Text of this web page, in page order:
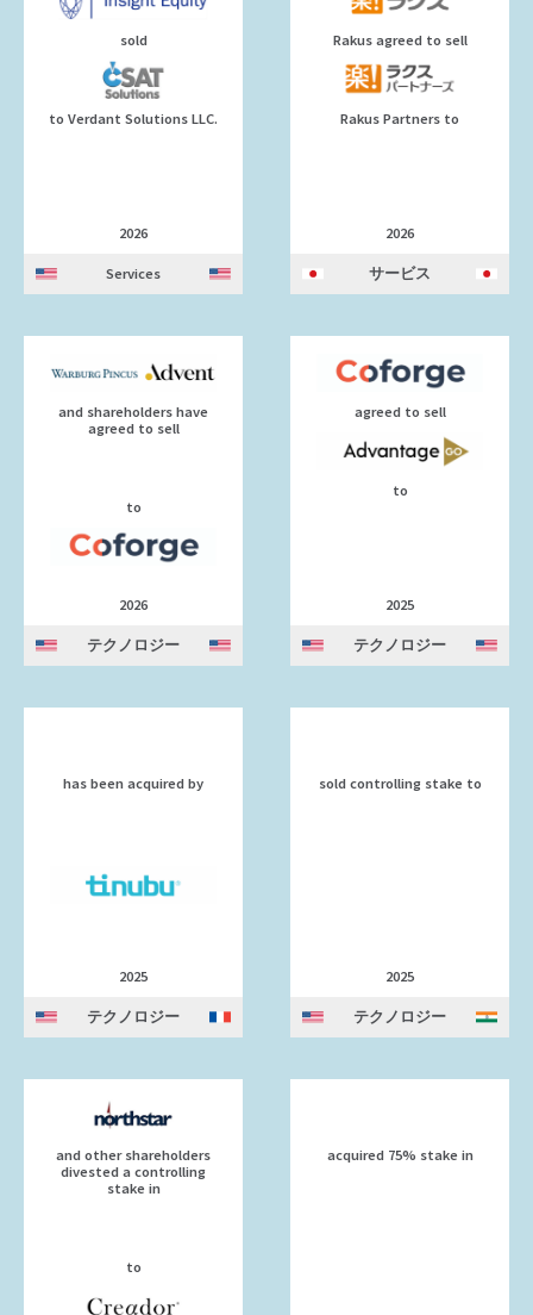
sold
to Verdant Solutions LLC.
2026
Services
Rakus agreed to sell
Rakus Partners to
2026
サービス
and shareholders have
agreed to sell
to
2026
テクノロジー
agreed to sell
to
2025
テクノロジー
has been acquired by
2025
テクノロジー
sold controlling stake to
2025
テクノロジー
and other shareholders
divested a controlling
stake in
to
acquired 75% stake in